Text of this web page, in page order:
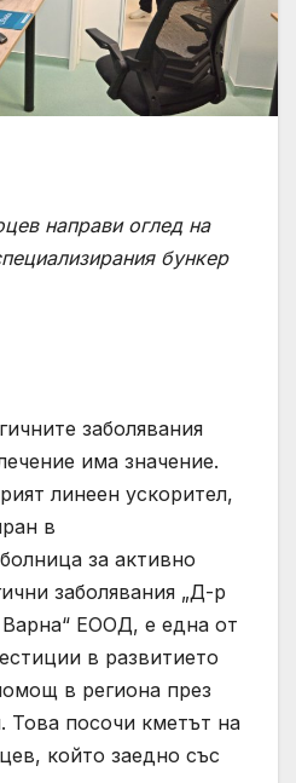
направи оглед на
бункер
заболявания
има значение.
линеен ускорител,
в
за активно
заболявания „Д-р
ЕООД, е една от
в развитието
в региона през
Това посочи кметът на
който заедно със